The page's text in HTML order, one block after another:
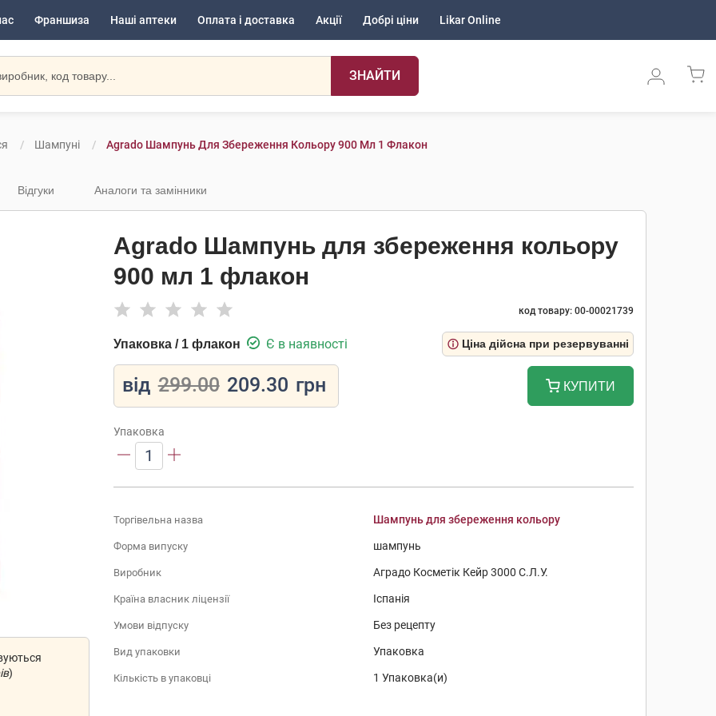
Франшиза Наші аптеки Оплата і доставка Акції Добрі ціни Likar Online
ЗНАЙТИ
Шампуні Agrado Шампунь Для Збереження Кольору 900 Мл 1 Флакон
Відгуки Аналоги та замінники
)
Agrado Шампунь для збереження кольору
900 мл 1 флакон
код товару: 00-00021739
Упаковка / 1 флакон Є в наявності Ціна дійсна при резервуванні
від 299.00 209.30 грн КУПИТИ
Упаковка
1
Торгівельна назва Шампунь для збереження кольору
Форма випуску шампунь
Виробник Аградо Косметік Кейр 3000 С.Л.У.
Країна власник ліцензії Іспанія
Умови відпуску Без рецепту
Вид упаковки Упаковка
Кількість в упаковці 1 Упаковка(и)